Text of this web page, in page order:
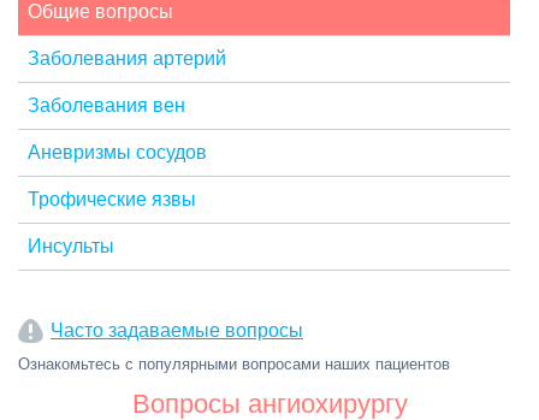
Общие вопросы
Заболевания артерий
Заболевания вен
Аневризмы сосудов
Трофические язвы
Инсульты
Часто задаваемые вопросы
Ознакомьтесь с популярными вопросами наших пациентов
Вопросы ангиохирургу